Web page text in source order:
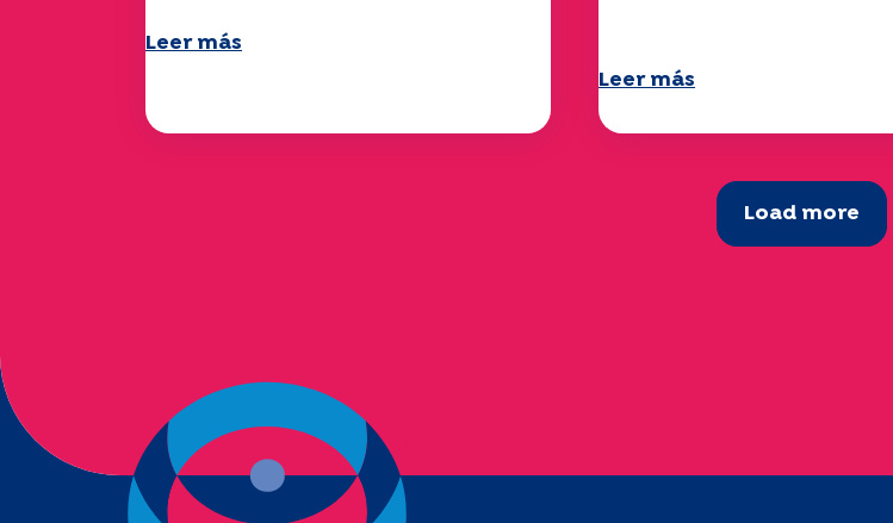
Leer más
Leer más
Load more